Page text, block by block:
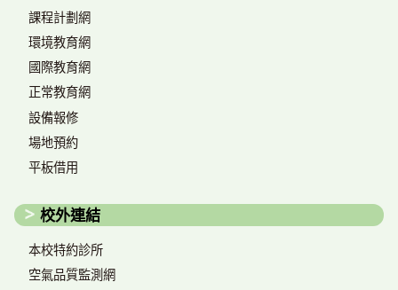
課程計劃網
環境教育網
國際教育網
正常教育網
設備報修
場地預約
平板借用
校外連結
本校特約診所
空氣品質監測網